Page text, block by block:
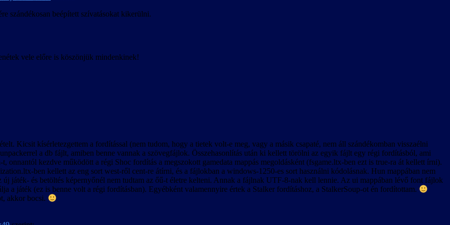
ellenére előfordulhatnak felirat-időzítési hibák bizonyos esetekben, különösen a rendszerindítás utáni első videó lejátszásakor.
és nem megfelelő viselkedését, a felirattal lejátszott videók közben az Esc billentyű le van tiltva, tehát (a játék bevezető videóját kivéve)
készült.
ás változattal is.
befolyásolja, de a betöltött játékban előfordulhatnak anomáliák a nevek körül is. Ennek oka valószínűleg az lehet, hogy az új játék
megszerzett rejtekhely-leírások belekerülnek a kimentett játékállásba. A szövegkészlet csak úgy lesz egységes, ha új játékot indítunk, és
szándékosan beépített szívatásokat kikerülni.
vele előre is köszönjük mindenkinek!
Kicsit kísérletezgettem a fordítással (nem tudom, hogy a tietek volt-e meg, vagy a másik csapaté, nem áll szándékomban visszaélni
a db fájlt, amiben benne vannak a szövegfájlok. Összehasonlítás után ki kellett törölni az egyik fájlt egy régi fordításból, ami
onnantól kezdve működött a régi Shoc fordítás a megszokott gamedata mappás megoldásként (fsgame.ltx-ben ezt is true-ra át kellett írni).
ben kellett az eng sort west-ről cent-re átírni, és a fájlokban a windows-1250-es sort használni kódolásnak. Hun mappában nem
játék- és betöltés képernyőnél nem tudtam az őű-t életre kelteni. Annak a fájlnak UTF-8-nak kell lennie. Az ui mappában lévő font fájlok
a játék (ez is benne volt a régi fordításban). Egyébként valamennyire értek a Stalker fordításhoz, a StalkerSoup-ot én fordítottam.
akkor bocsi.